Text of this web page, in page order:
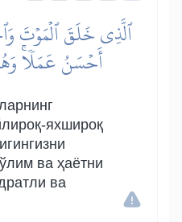
ٱلَّذِي خَلَقَ ٱلۡمَوۡتَ
أَحۡسَنُ عَمَلٗاۚ
яхшироқ
ва ҳаётни
ва